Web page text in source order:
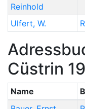
Reinhold
Ulfert, W.
Cüstrin
Name